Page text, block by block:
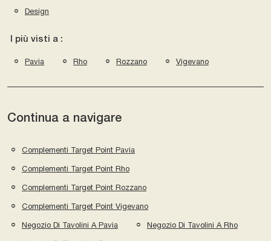
Design
I più visti a :
Pavia Rho Rozzano Vigevano
Continua a navigare
Complementi Target Point Pavia
Complementi Target Point Rho
Complementi Target Point Rozzano
Complementi Target Point Vigevano
Negozio Di Tavolini A Pavia Negozio Di Tavolini A Rho